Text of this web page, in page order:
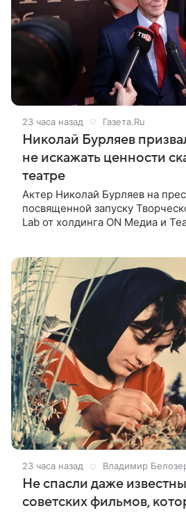
23 часа назад Газета.Ru
Николай Бурляев
не искажать ценности
театре
Актер Николай Бурляев на
посвященной запуску
Lab от холдинга ON Медиа и
23 часа назад Владимир
Не спасли даже
советских фильмов,